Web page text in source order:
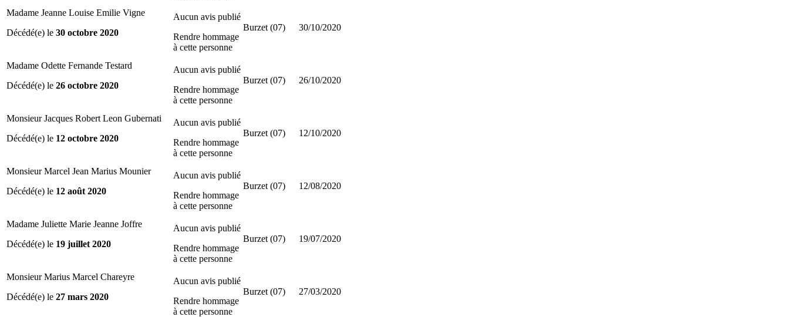
Madame Jeanne Louise Emilie Vigne
Décédé(e) le 30 octobre 2020
Aucun avis publié
Rendre hommage
à cette personne
Burzet (07) 30/10/2020
Madame Odette Fernande Testard
Décédé(e) le 26 octobre 2020
Aucun avis publié
Rendre hommage
à cette personne
Burzet (07) 26/10/2020
Monsieur Jacques Robert Leon Gubernati
Décédé(e) le 12 octobre 2020
Aucun avis publié
Rendre hommage
à cette personne
Burzet (07) 12/10/2020
Monsieur Marcel Jean Marius Mounier
Décédé(e) le 12 août 2020
Aucun avis publié
Rendre hommage
à cette personne
Burzet (07) 12/08/2020
Madame Juliette Marie Jeanne Joffre
Décédé(e) le 19 juillet 2020
Aucun avis publié
Rendre hommage
à cette personne
Burzet (07) 19/07/2020
Monsieur Marius Marcel Chareyre
Décédé(e) le 27 mars 2020
Aucun avis publié
Rendre hommage
à cette personne
Burzet (07) 27/03/2020